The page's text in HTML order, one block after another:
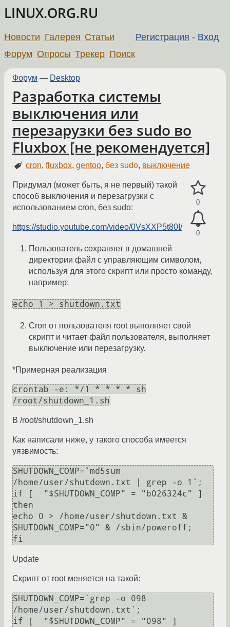
LINUX.ORG.RU
Регистрация - Вход
Новости Галерея Статьи
Форум Опросы Трекер Поиск
Форум — Desktop
Разработка системы
выключения или
перезарузки без sudo во
Fluxbox [не рекомендуется]
cron,fluxbox,gentoo, без sudo, выключение
0
0
Придумал (может быть, я не первый) такой
способ выключения и перезагрузки с
использованием cron, без sudo:
https://studio.youtube.com/video/0VsXXP5t80I/
Пользователь сохраняет в домашней
директории файл с управляющим символом,
используя для этого скрипт или просто команду,
например:
echo 1 > shutdown.txt
Cron от пользователя root выполняет свой
скрипт и читает файл пользователя, выполняет
выключение или перезагрузку.
*Примерная реализация
crontab -e: */1 * * * * sh
/root/shutdown_1.sh
В /root/shutdown_1.sh
Как написали ниже, у такого способа имеется
уязвимость:
SHUTDOWN_COMP=`md5sum
/home/user/shutdown.txt | grep -o 1`;
if [  "$SHUTDOWN_COMP" = "b026324c" ]
then
echo 0 > /home/user/shutdown.txt &
SHUTDOWN_COMP="0" & /sbin/poweroff;
Update
Скрипт от root меняется на такой:
SHUTDOWN_COMP=`grep -o 098
/home/user/shutdown.txt`;
if [  "$SHUTDOWN_COMP" = "098" ]